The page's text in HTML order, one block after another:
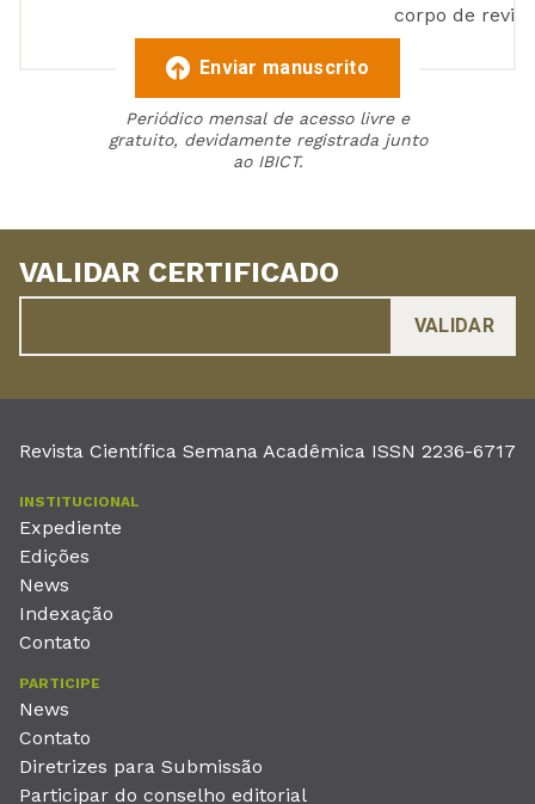
corpo de
Enviar manuscrito
Periódico mensal de acesso livre e
gratuito, devidamente registrada junto
ao IBICT.
VALIDAR CERTIFICADO
Revista Científica Semana Acadêmica ISSN 2236-6717
INSTITUCIONAL
Expediente
Edições
News
Indexação
Contato
PARTICIPE
News
Contato
Diretrizes para Submissão
Participar do conselho editorial